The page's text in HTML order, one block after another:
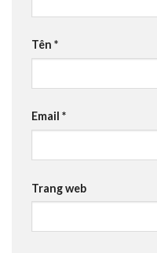
Tên *
Email *
Trang web